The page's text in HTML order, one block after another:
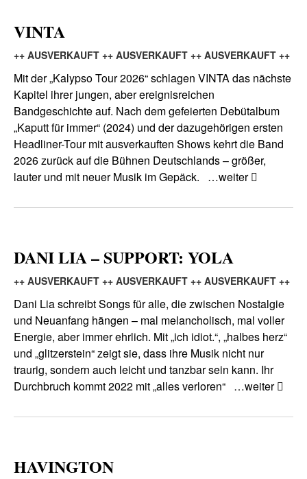
VINTA
++ AUSVERKAUFT ++ AUSVERKAUFT ++ AUSVERKAUFT ++
Mit der „Kalypso Tour 2026“ schlagen VINTA das nächste
Kapitel ihrer jungen, aber ereignisreichen
Bandgeschichte auf. Nach dem gefeierten Debütalbum
„Kaputt für immer“ (2024) und der dazugehörigen ersten
Headliner-Tour mit ausverkauften Shows kehrt die Band
2026 zurück auf die Bühnen Deutschlands – größer,
lauter und mit neuer Musik im Gepäck. …weiter
DANI LIA – SUPPORT: YOLA
++ AUSVERKAUFT ++ AUSVERKAUFT ++ AUSVERKAUFT ++
Dani Lia schreibt Songs für alle, die zwischen Nostalgie
und Neuanfang hängen – mal melancholisch, mal voller
Energie, aber immer ehrlich. Mit „ich idiot.“, „halbes herz“
und „glitzerstein“ zeigt sie, dass ihre Musik nicht nur
traurig, sondern auch leicht und tanzbar sein kann. Ihr
Durchbruch kommt 2022 mit „alles verloren“ …weiter
HAVINGTON